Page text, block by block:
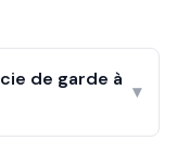
de garde à
▾